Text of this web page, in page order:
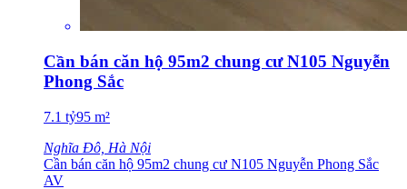
Cần bán căn hộ 95m2 chung cư N105 Nguyễn
Phong Sắc
7.1 tỷ95 m²
Nghĩa Đô, Hà Nội
Cần bán căn hộ 95m2 chung cư N105 Nguyễn Phong Sắc
AV